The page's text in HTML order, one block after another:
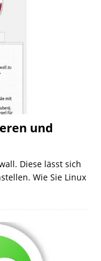
und
Diese lässt sich
Wie Sie Linux